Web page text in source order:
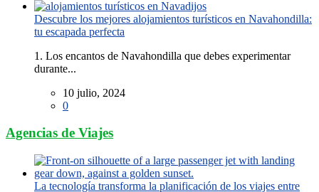
Descubre los mejores alojamientos turísticos en Navahondilla:
tu escapada perfecta
1. Los encantos de Navahondilla que debes experimentar
durante...
10 julio, 2024
0
Agencias de Viajes
La tecnología transforma la planificación de los viajes entre